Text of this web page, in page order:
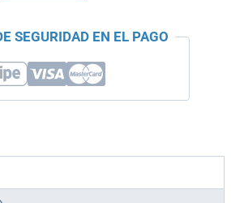
€.31,06 €.
SEGURIDAD EN EL PAGO